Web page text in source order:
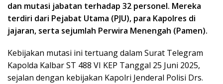
dan mutasi jabatan terhadap 32 personel. Mereka
terdiri dari Pejabat Utama (PJU), para Kapolres di
jajaran, serta sejumlah Perwira Menengah (Pamen).
Kebijakan mutasi ini tertuang dalam Surat Telegram
Kapolda Kalbar ST 488 VI KEP Tanggal 25 Juni 2025,
sejalan dengan kebijakan Kapolri Jenderal Polisi Drs.